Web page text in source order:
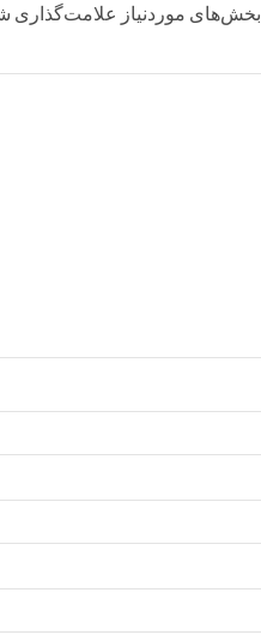
بخش‌های موردنیاز علامت‌گذاری